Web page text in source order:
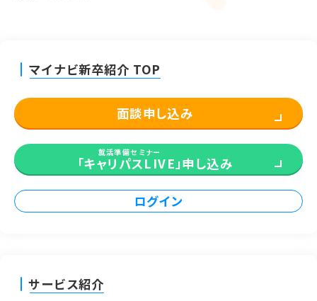
マイナビ新卒紹介 TOP
面談申し込み
就活準備セミナー
「キャリパスLIVE」申し込み
ログイン
サービス紹介